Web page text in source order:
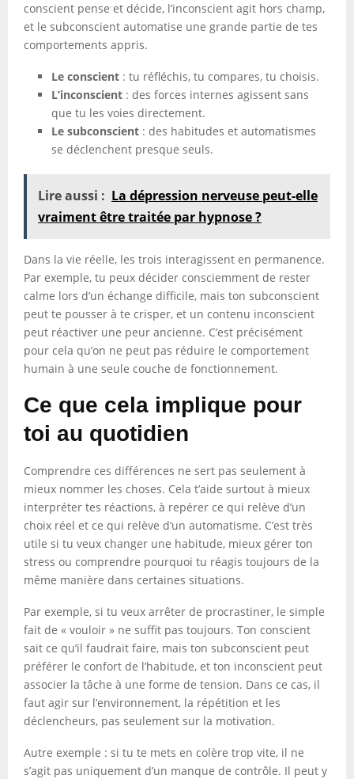
conscient pense et décide, l’inconscient agit hors champ,
et le subconscient automatise une grande partie de tes
comportements appris.
Le conscient : tu réfléchis, tu compares, tu choisis.
L’inconscient : des forces internes agissent sans
que tu les voies directement.
Le subconscient : des habitudes et automatismes
se déclenchent presque seuls.
Lire aussi : La dépression nerveuse peut-elle
vraiment être traitée par hypnose ?
Dans la vie réelle, les trois interagissent en permanence.
Par exemple, tu peux décider consciemment de rester
calme lors d’un échange difficile, mais ton subconscient
peut te pousser à te crisper, et un contenu inconscient
peut réactiver une peur ancienne. C’est précisément
pour cela qu’on ne peut pas réduire le comportement
humain à une seule couche de fonctionnement.
Ce que cela implique pour
toi au quotidien
Comprendre ces différences ne sert pas seulement à
mieux nommer les choses. Cela t’aide surtout à mieux
interpréter tes réactions, à repérer ce qui relève d’un
choix réel et ce qui relève d’un automatisme. C’est très
utile si tu veux changer une habitude, mieux gérer ton
stress ou comprendre pourquoi tu réagis toujours de la
même manière dans certaines situations.
Par exemple, si tu veux arrêter de procrastiner, le simple
fait de « vouloir » ne suffit pas toujours. Ton conscient
sait ce qu’il faudrait faire, mais ton subconscient peut
préférer le confort de l’habitude, et ton inconscient peut
associer la tâche à une forme de tension. Dans ce cas, il
faut agir sur l’environnement, la répétition et les
déclencheurs, pas seulement sur la motivation.
Autre exemple : si tu te mets en colère trop vite, il ne
s’agit pas uniquement d’un manque de contrôle. Il peut y